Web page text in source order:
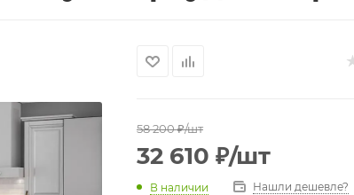
58 200₽/шт
32 610 ₽/шт
В наличии Нашли дешевле?